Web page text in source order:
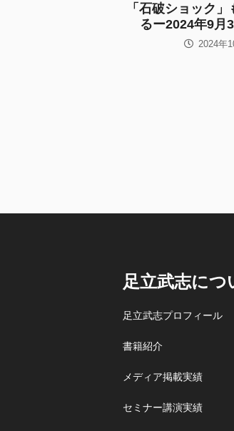
「石破ショック
るー2024年9月
2024年
足立武志につ
足立武志プロフィール
書籍紹介
メディア掲載実績
セミナー講演実績